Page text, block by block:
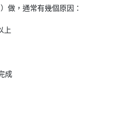
做，通常有幾個原因：
上
成